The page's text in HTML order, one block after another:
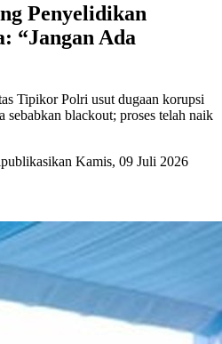
Penyelidikan
“Jangan Ada
Tipikor Polri usut dugaan korupsi
sebabkan blackout; proses telah naik
Kamis, 09 Juli 2026